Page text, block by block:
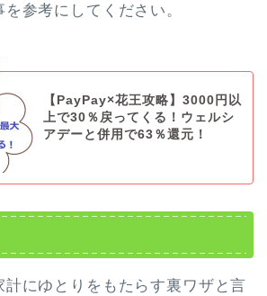
参考にしてください。
【PayPay×花王攻略】3000円以
上で30％戻ってくる！ウェルシ
アデーと併用で63％還元！
計にゆとりをもたらす裏ワザと言